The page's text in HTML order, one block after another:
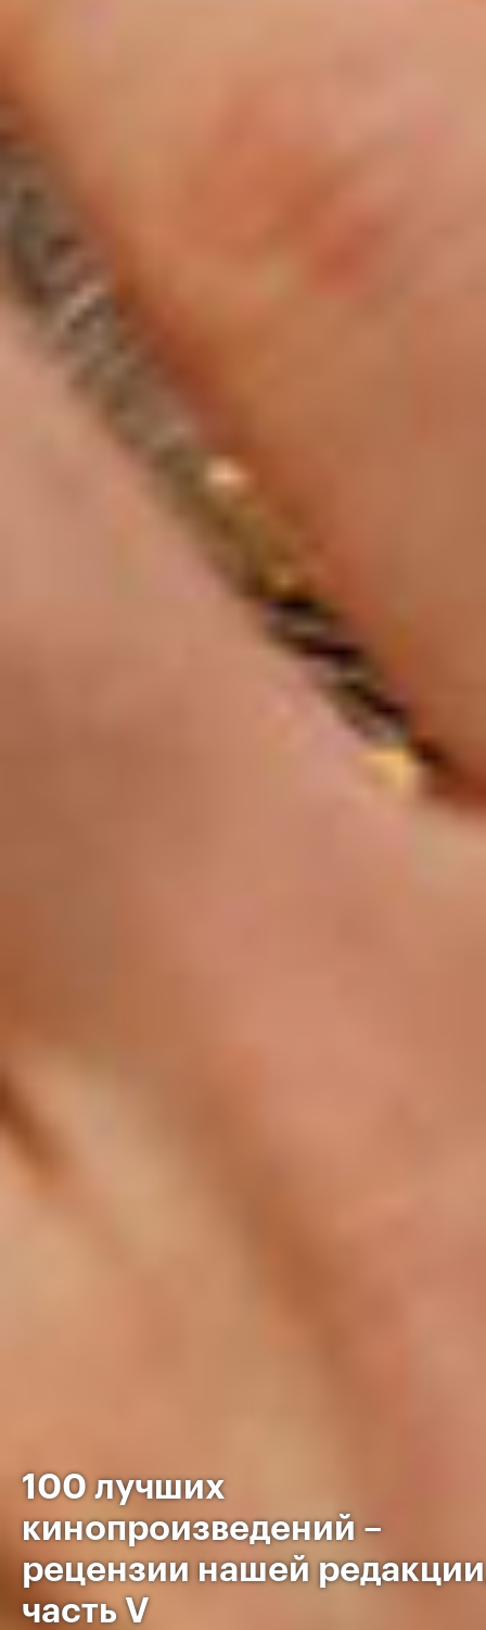
100 лучших
кинопроизведений –
рецензии нашей
часть V